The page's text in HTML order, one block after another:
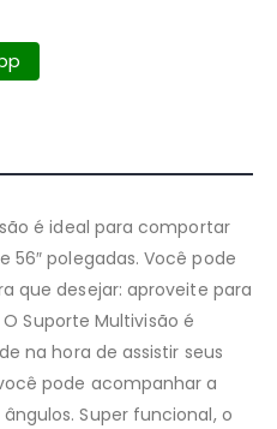
é ideal para comportar
56″ polegadas. Você pode
que desejar: aproveite para
Suporte Multivisão é
na hora de assistir seus
pode acompanhar a
Super funcional, o